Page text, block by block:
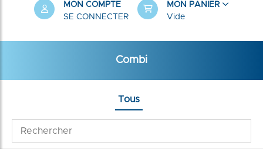
MON COMPTE
SE CONNECTER
MON PANIER
Vide
Combi
Tous